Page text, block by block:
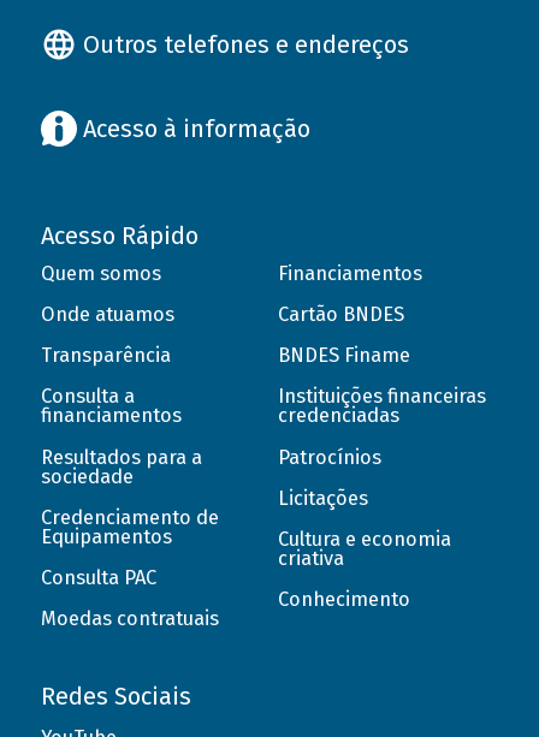
Outros telefones e endereços
Acesso à informação
Acesso Rápido
Quem somos
Onde atuamos
Transparência
Consulta a
financiamentos
Resultados para a
sociedade
Credenciamento de
Equipamentos
Consulta PAC
Moedas contratuais
Financiamentos
Cartão BNDES
BNDES Finame
Instituições financeiras
credenciadas
Patrocínios
Licitações
Cultura e economia
criativa
Conhecimento
Redes Sociais